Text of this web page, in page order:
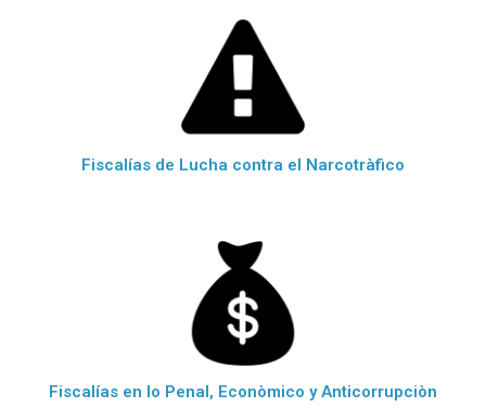
Fiscalías de Lucha contra el Narcotràfico
Fiscalías en lo Penal, Econòmico y Anticorrupciòn